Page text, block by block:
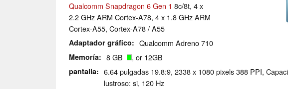
Qualcomm Snapdragon 6 Gen 1 8c/8t, 4 x
2.2 GHz ARM Cortex-A78, 4 x 1.8 GHz ARM
Cortex-A55, Cortex-A78 / A55
Adaptador gráfico Qualcomm Adreno 710
Memoría 8 GB , or 12GB
pantalla
6.64 pulgadas 19.8:9, 2338 x 1080 pixels 388 PPI,
lustroso: si, 120 Hz